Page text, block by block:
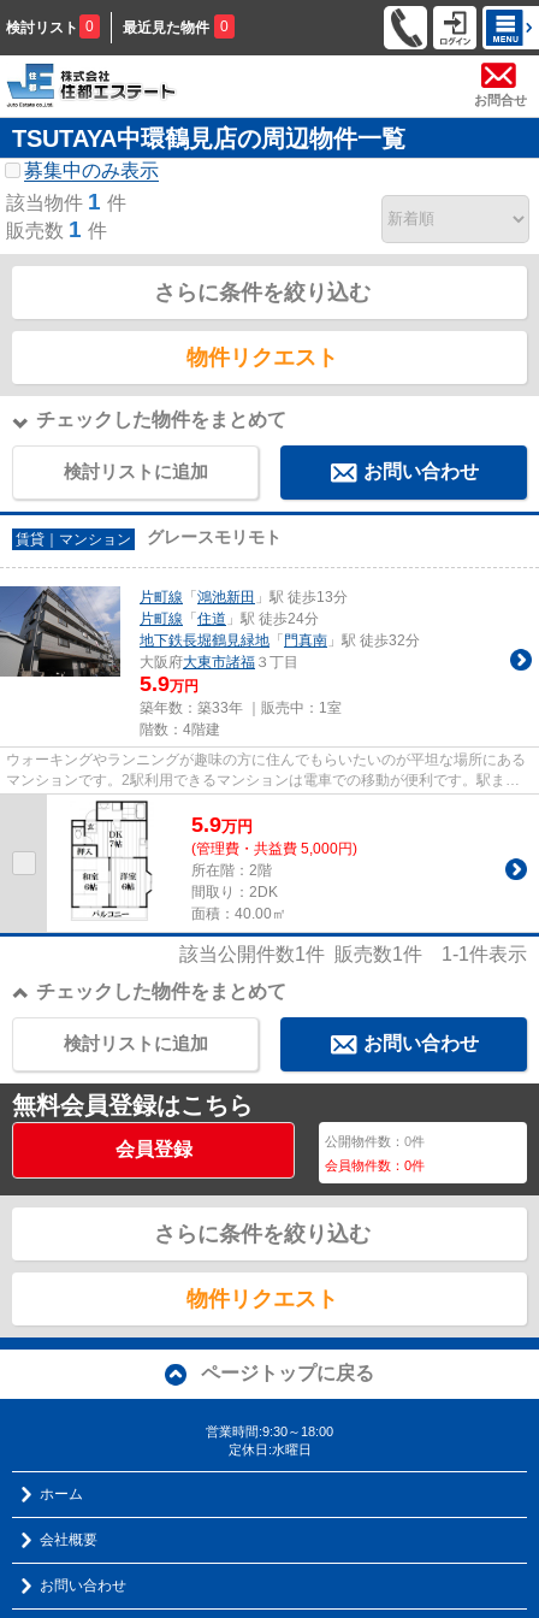
検討リスト 0 最近見た物件 0
お問合せ
TSUTAYA中環鶴見店の周辺物件一覧
募集中のみ表示
該当物件 1 件
販売数 1 件
さらに条件を絞り込む
物件リクエスト
チェックした物件をまとめて
検討リストに追加 お問い合わせ
賃貸｜マンション グレースモリモト
片町線 「 鴻池新田 」駅 徒歩13分
片町線 「 住道 」駅 徒歩24分
地下鉄長堀鶴見緑地 「 門真南 」駅 徒歩32分
大阪府大東市諸福 ３丁目
5.9万円
築年数：築33年 ｜販売中： 1室
階数：4階建
ウォーキングやランニングが趣味の方に住んでもらいたいのが平坦な場所にある
マンションです。2駅利用できるマンションは電車での移動が便利です。駅まで
徒歩13分の物件です。陽当たり...
5.9万円
(管理費・共益費 5,000円)
所在階：2階
間取り：2DK
面積：40.00㎡
該当公開件数1件 販売数1件 1-1件表示
チェックした物件をまとめて
お問い合わせ
検討リストに追加
無料会員登録はこちら
会員登録 公開物件数：0件
会員物件数：0件
さらに条件を絞り込む
物件リクエスト
ページトップに戻る
営業時間:9:30～18:00
定休日:水曜日
ホーム
会社概要
お問い合わせ